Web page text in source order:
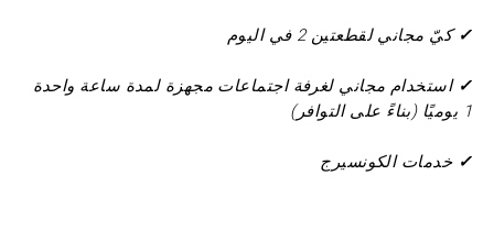
✓كيّ مجاني لقطعتين 2 في اليوم
✓ استخدام مجاني لغرفة اجتماعات مجهزة لمدة ساعة واحدة
1 يوميًا (بناءً على التوافر)
✓خدمات الكونسيرج